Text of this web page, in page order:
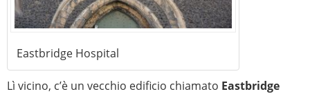
Eastbridge Hospital
Lì vicino, c’è un vecchio edificio chiamato Eastbridge